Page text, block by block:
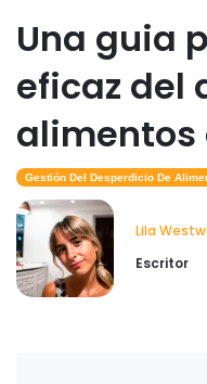
Una guia
eficaz del
alimentos
Gestión Del Desperdicio De
Lila
Escritor